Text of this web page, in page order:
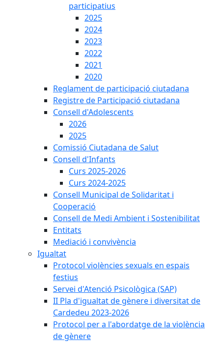
participatius
2025
2024
2023
2022
2021
2020
Reglament de participació ciutadana
Registre de Participació ciutadana
Consell d'Adolescents
2026
2025
Comissió Ciutadana de Salut
Consell d'Infants
Curs 2025-2026
Curs 2024-2025
Consell Municipal de Solidaritat i
Cooperació
Consell de Medi Ambient i Sostenibilitat
Entitats
Mediació i convivència
Igualtat
Protocol violències sexuals en espais
festius
Servei d'Atenció Psicològica (SAP)
II Pla d'igualtat de gènere i diversitat de
Cardedeu 2023-2026
Protocol per a l'abordatge de la violència
de gènere